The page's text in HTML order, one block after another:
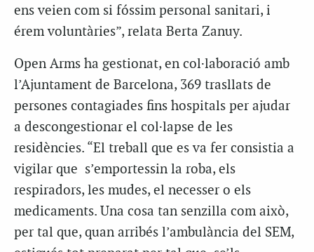
ens veien com si fóssim personal sanitari, i
érem voluntàries”, relata Berta Zanuy.
Open Arms ha gestionat, en col·laboració amb
l’Ajuntament de Barcelona, 369 trasllats de
persones contagiades fins hospitals per ajudar
a descongestionar el col·lapse de les
residències. “El treball que es va fer consistia a
vigilar que s’emportessin la roba, els
respiradors, les mudes, el necesser o els
medicaments. Una cosa tan senzilla com això,
per tal que, quan arribés l’ambulància del SEM,